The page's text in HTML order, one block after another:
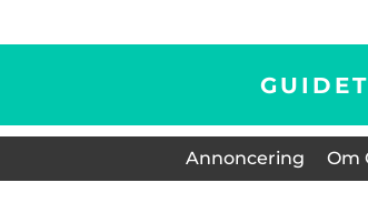
Annoncering Om